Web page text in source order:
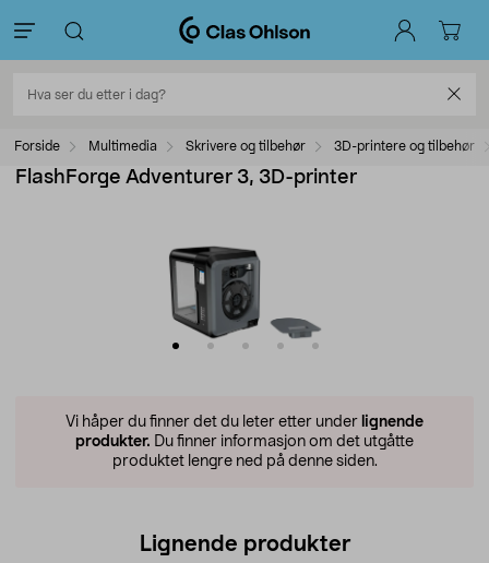
Forside Multimedia Skrivere og tilbehør 3D-printere og tilbehør
FlashForge Adventurer 3, 3D-printer
Vi håper du finner det du leter etter under lignende
produkter. Du finner informasjon om det utgåtte
produktet lengre ned på denne siden.
Lignende produkter